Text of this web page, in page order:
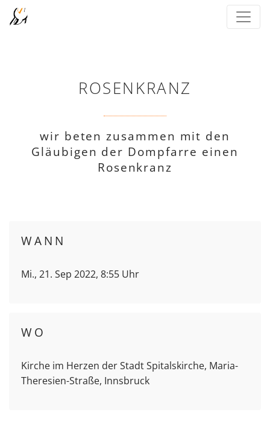
ROSENKRANZ
wir beten zusammen mit den
Gläubigen der Dompfarre einen
Rosenkranz
WANN
Mi., 21. Sep 2022, 8:55 Uhr
WO
Kirche im Herzen der Stadt Spitalskirche, Maria-
Theresien-Straße, Innsbruck